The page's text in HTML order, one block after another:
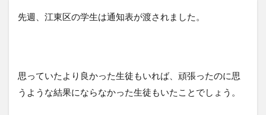
先週、江東区の学生は通知表が渡されました。
思っていたより良かった生徒もいれば、頑張ったのに思
うような結果にならなかった生徒もいたことでしょう。